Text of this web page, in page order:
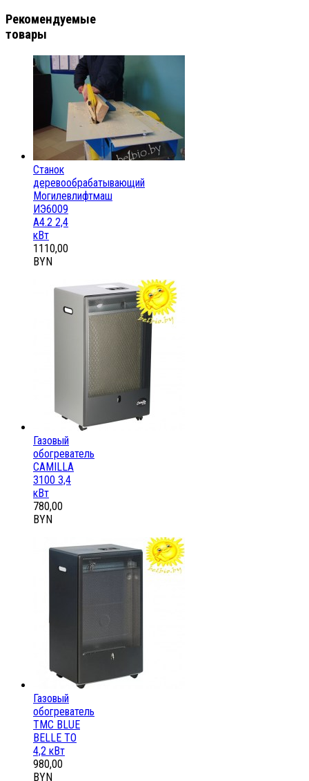
Рекомендуемые
товары
Станок
деревообрабатывающий
Могилевлифтмаш
ИЭ6009
А4.2 2,4
кВт
1110,00
BYN
Газовый
обогреватель
CAMILLA
3100 3,4
кВт
780,00
BYN
Газовый
обогреватель
ТМС BLUE
BELLE ТО
4,2 кВт
980,00
BYN